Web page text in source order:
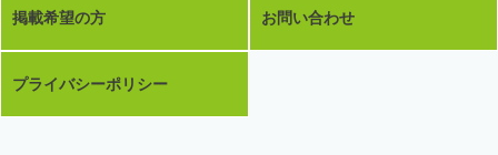
掲載希望の方 お問い合わせ
プライバシーポリシー